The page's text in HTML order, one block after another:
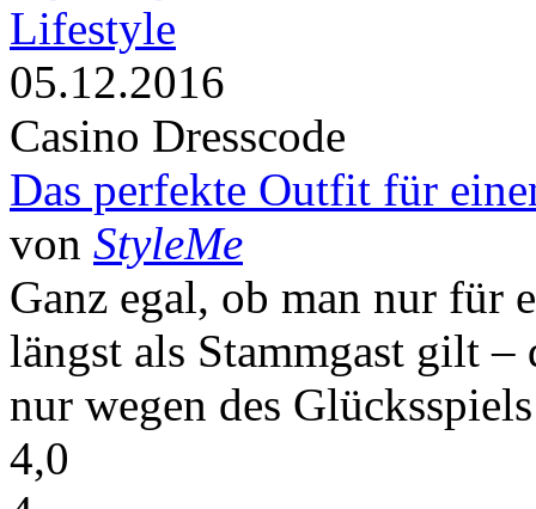
Lifestyle
05.12.2016
Casino Dresscode
Das perfekte Outfit für
von StyleMe
Ganz egal, ob man nur für
längst als Stammgast gilt
nur wegen des
4,0